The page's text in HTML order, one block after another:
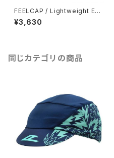
FEELCAP / Lightweight Evo
Cycling Cap / Rojo Black
¥3,630
同じカテゴリの商品